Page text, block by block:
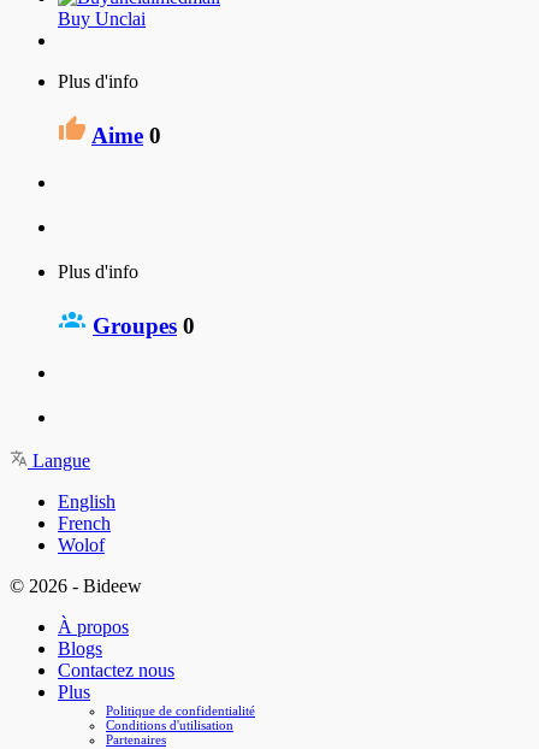
Buy Unclai
Plus d'info
Aime 0
Plus d'info
Groupes 0
Langue
English
French
Wolof
© 2026 - Bideew
À propos
Blogs
Contactez nous
Plus
Politique de confidentialité
Conditions d'utilisation
Partenaires